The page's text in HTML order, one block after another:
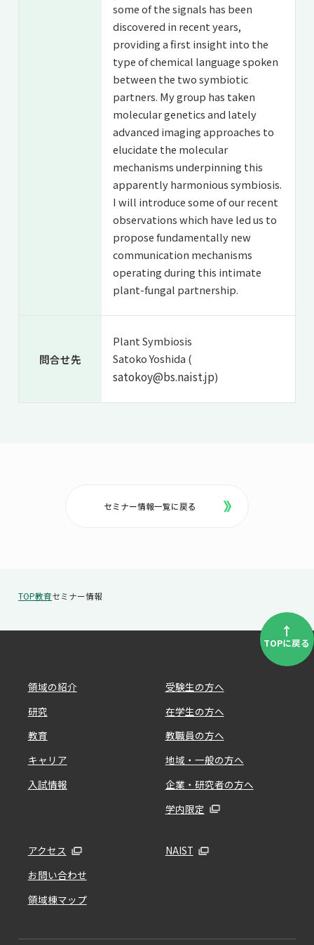
some of the signals has been
discovered in recent years,
providing a first insight into the
type of chemical language spoken
between the two symbiotic
partners. My group has taken
molecular genetics and lately
advanced imaging approaches to
elucidate the molecular
mechanisms underpinning this
apparently harmonious symbiosis.
I will introduce some of our recent
observations which have led us to
propose fundamentally new
communication mechanisms
operating during this intimate
plant-fungal partnership.
問合せ先
Plant Symbiosis
Satoko Yoshida (
satokoy@bs.naist.jp)
セミナー情報一覧に戻る
TOP教育セミナー情報
↑
TOPに戻る
領域の紹介
研究
教育
キャリア
入試情報
受験生の方へ
在学生の方へ
教職員の方へ
地域・一般の方へ
企業・研究者の方へ
学内限定
アクセス
お問い合わせ
領域棟マップ
NAIST